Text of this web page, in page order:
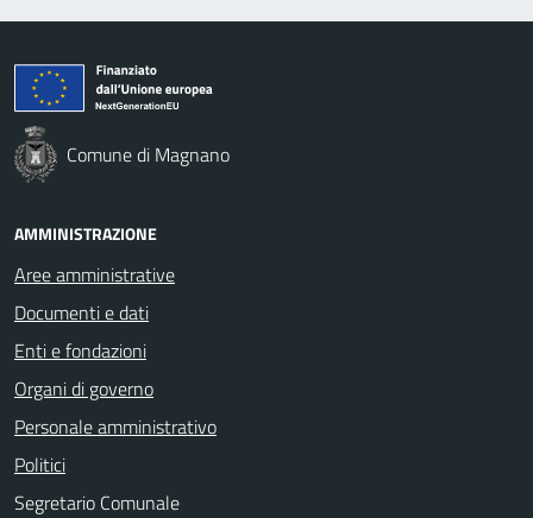
Comune di Magnano
AMMINISTRAZIONE
Aree amministrative
Documenti e dati
Enti e fondazioni
Organi di governo
Personale amministrativo
Politici
Segretario Comunale